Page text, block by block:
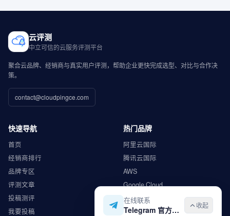
云评测
中立可信的云服务评测平台
聚合云品牌、经销商与真实用户评测，帮助企业更快完成选型、对比与合作决
策。
contact@cloudpingce.com
快速导航
首页
经销商排行
品牌专区
评测文章
投稿测评
我要投稿
热门品牌
阿里云国际
腾讯云国际
AWS
Google Cloud
Microsoft Azure
华为云
在线联系
Telegram 官方入口 收起